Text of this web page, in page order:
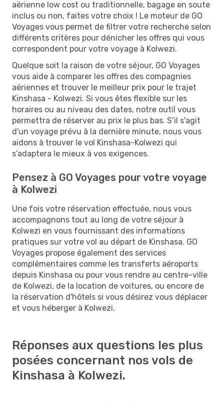
aérienne low cost ou traditionnelle, bagage en soute
inclus ou non, faites votre choix ! Le moteur de GO
Voyages vous permet de filtrer votre recherche selon
différents critères pour dénicher les offres qui vous
correspondent pour votre voyage à Kolwezi.
Quelque soit la raison de votre séjour, GO Voyages
vous aide à comparer les offres des compagnies
aériennes et trouver le meilleur prix pour le trajet
Kinshasa - Kolwezi. Si vous êtes flexible sur les
horaires ou au niveau des dates, notre outil vous
permettra de réserver au prix le plus bas. S’il s'agit
d'un voyage prévu à la dernière minute, nous vous
aidons à trouver le vol Kinshasa-Kolwezi qui
s’adaptera le mieux à vos exigences.
Pensez à GO Voyages pour votre voyage
à Kolwezi
Une fois votre réservation effectuée, nous vous
accompagnons tout au long de votre séjour à
Kolwezi en vous fournissant des informations
pratiques sur votre vol au départ de Kinshasa. GO
Voyages propose également des services
complémentaires comme les transferts aéroports
depuis Kinshasa ou pour vous rendre au centre-ville
de Kolwezi, de la location de voitures, ou encore de
la réservation d'hôtels si vous désirez vous déplacer
et vous héberger à Kolwezi.
Réponses aux questions les plus
posées concernant nos vols de
Kinshasa à Kolwezi.